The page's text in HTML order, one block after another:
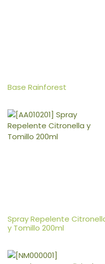
Base Rainforest
Spray Repelente
y Tomillo 200ml